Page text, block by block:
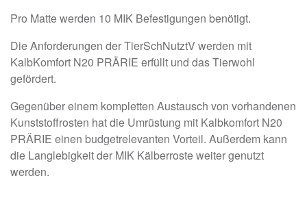
Pro Matte werden 10 MIK Befestigungen benötigt.
Die Anforderungen der TierSchNutztV werden mit
KalbKomfort N20 PRÄRIE erfüllt und das Tierwohl
gefördert.
Gegenüber einem kompletten Austausch von vorhandenen
Kunststoffrosten hat die Umrüstung mit Kalbkomfort N20
PRÄRIE einen budgetrelevanten Vorteil. Außerdem kann
die Langlebigkeit der MIK Kälberroste weiter genutzt
werden.